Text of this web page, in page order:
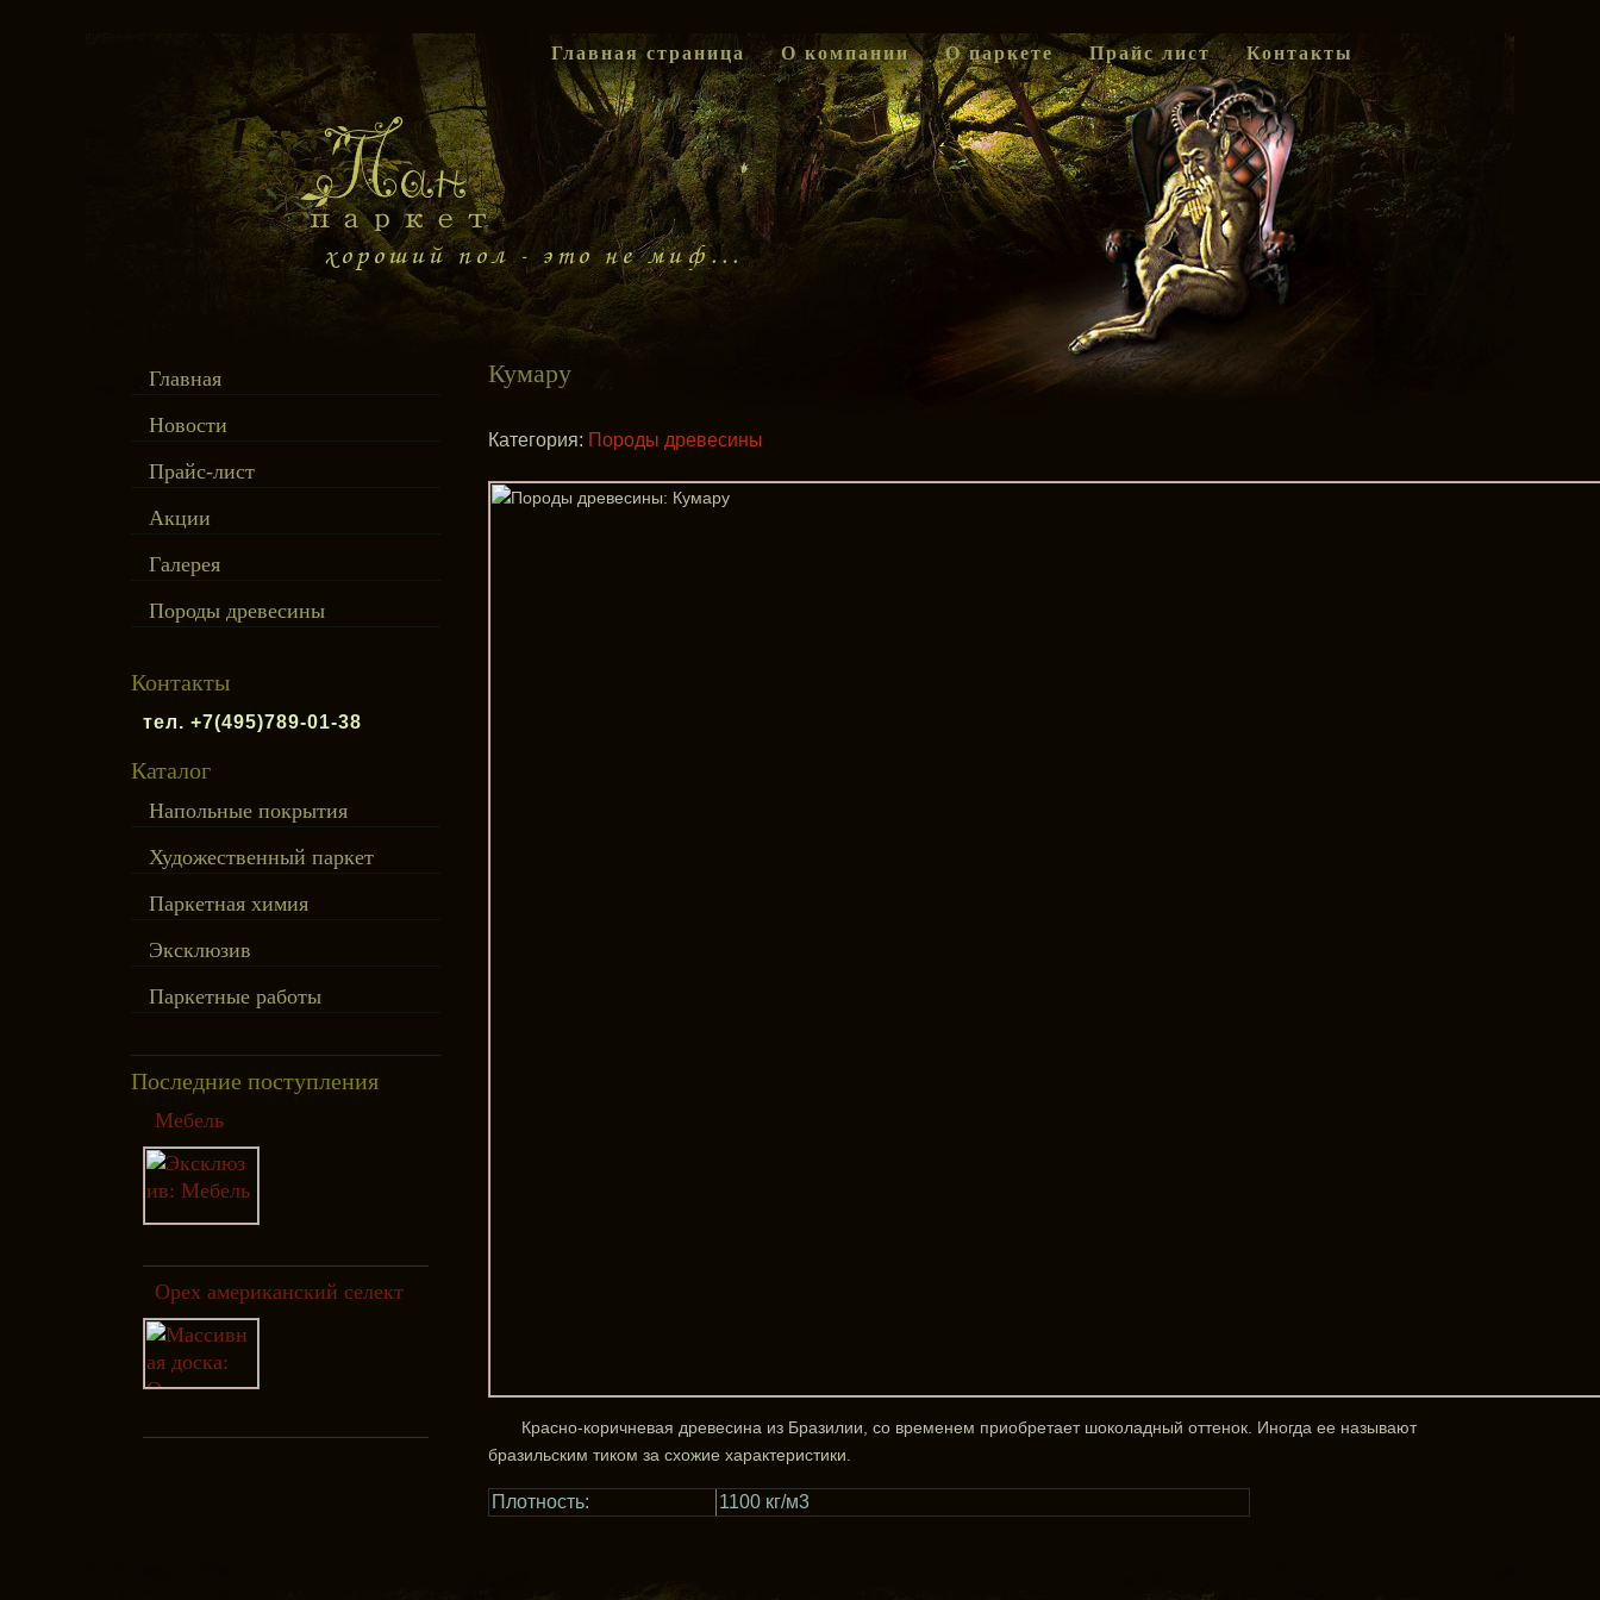
Главная страница О компании О паркете Прайс лист Контакты
Главная
Новости
Прайс-лист
Акции
Галерея
Породы древесины
Контакты
тел. +7(495)789-01-38
Каталог
Напольные покрытия
Художественный паркет
Паркетная химия
Эксклюзив
Паркетные работы
Последние поступления
Мебель
Орех американский селект
Кумару
Категория: Породы древесины
Красно-коричневая древесина из Бразилии, со временем приобретает шоколадный оттенок. Иногда ее называют
бразильским тиком за схожие характеристики.
Плотность: 1100 кг/м3